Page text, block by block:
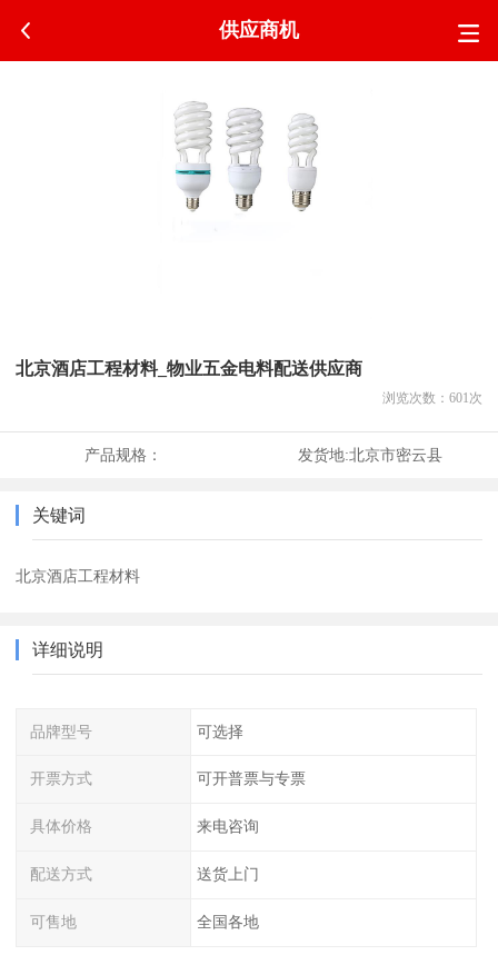
供应商机
北京酒店工程材料_物业五金电料配送供应商
浏览次数： 601 次
产品规格： 发货地:北京市密云县
关键词
北京酒店工程材料
详细说明
品牌型号 可选择
开票方式 可开普票与专票
具体价格 来电咨询
配送方式 送货上门
可售地 全国各地